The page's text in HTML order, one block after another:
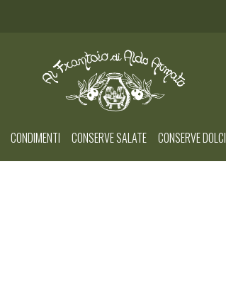
CONDIMENTI CONSERVE SALATE CONSERVE DOLCI